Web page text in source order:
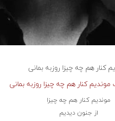
کنار هم چه چیزا روزبه بمانی
موندیم کنار هم چه چیزا روزبه بمانی
موندیم کنار هم چه چیزا
از جنون دیدیم